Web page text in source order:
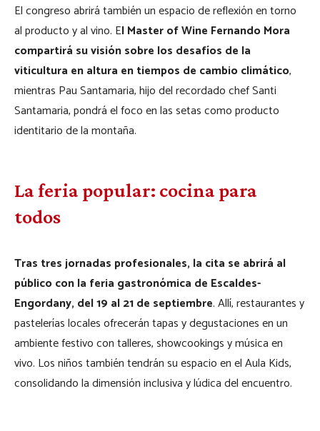
El congreso abrirá también un espacio de reflexión en torno
al producto y al vino. El Master of Wine Fernando Mora
compartirá su visión sobre los desafíos de la
viticultura en altura en tiempos de cambio climático,
mientras Pau Santamaria, hijo del recordado chef Santi
Santamaria, pondrá el foco en las setas como producto
identitario de la montaña.
La feria popular: cocina para
todos
Tras tres jornadas profesionales, la cita se abrirá al
público con la feria gastronómica de Escaldes-
Engordany, del 19 al 21 de septiembre. Allí, restaurantes y
pastelerías locales ofrecerán tapas y degustaciones en un
ambiente festivo con talleres, showcookings y música en
vivo. Los niños también tendrán su espacio en el Aula Kids,
consolidando la dimensión inclusiva y lúdica del encuentro.